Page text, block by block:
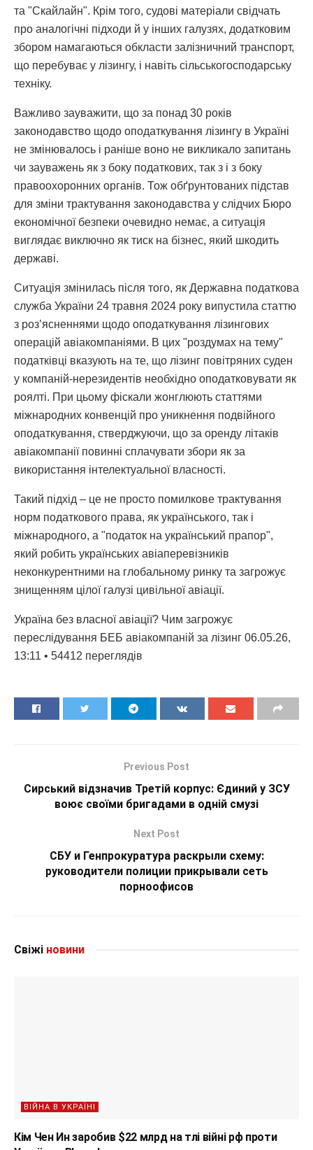
та "Скайлайн". Крім того, судові матеріали свідчать
про аналогічні підходи й у інших галузях, додатковим
збором намагаються обкласти залізничний транспорт,
що перебуває у лізингу, і навіть сільськогосподарську
техніку.
Важливо зауважити, що за понад 30 років
законодавство щодо оподаткування лізингу в Україні
не змінювалось і раніше воно не викликало запитань
чи зауважень як з боку податкових, так з і з боку
правоохоронних органів. Тож обґрунтованих підстав
для зміни трактування законодавства у слідчих Бюро
економічної безпеки очевидно немає, а ситуація
виглядає виключно як тиск на бізнес, який шкодить
державі.
Ситуація змінилась після того, як Державна податкова
служба України 24 травня 2024 року випустила статтю
з розʼясненнями щодо оподаткування лізингових
операцій авіакомпаніями. В цих "роздумах на тему"
податківці вказують на те, що лізинг повітряних суден
у компаній-нерезидентів необхідно оподатковувати як
роялті. При цьому фіскали жонглюють статтями
міжнародних конвенцій про уникнення подвійного
оподаткування, стверджуючи, що за оренду літаків
авіакомпанії повинні сплачувати збори як за
використання інтелектуальної власності.
Такий підхід – це не просто помилкове трактування
норм податкового права, як українського, так і
міжнародного, а "податок на український прапор",
який робить українських авіаперевізників
неконкурентними на глобальному ринку та загрожує
знищенням цілої галузі цивільної авіації.
Україна без власної авіації? Чим загрожує
переслідування БЕБ авіакомпаній за лізинг 06.05.26,
13:11 • 54412 переглядiв
Previous Post
Сирський відзначив Третій корпус: Єдиний у ЗСУ
воює своїми бригадами в одній смузі
Next Post
СБУ и Генпрокуратура раскрыли схему:
руководители полиции прикрывали сеть
порноофисов
Свіжі новини
ВІЙНА В УКРАЇНІ
Кім Чен Ин заробив $22 млрд на тлі війні рф проти